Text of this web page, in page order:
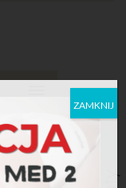
ZAMKNIJ